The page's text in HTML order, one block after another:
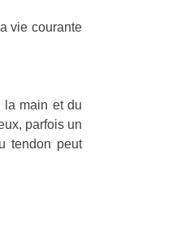
vie courante
la main et du
parfois un
tendon peut